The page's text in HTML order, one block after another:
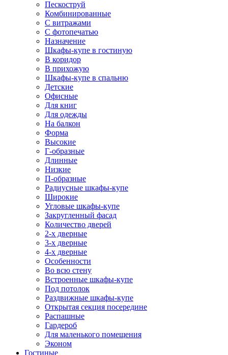
Пескоструй
Комбинированные
С витражами
С фотопечатью
Назначение
Шкафы-купе в гостиную
В коридор
В прихожую
Шкафы-купе в спальню
Детские
Офисные
Для книг
Для одежды
На балкон
Форма
Высокие
Г-образные
Длинные
Низкие
П-образные
Радиусные шкафы-купе
Широкие
Угловые шкафы-купе
Закругленный фасад
Количество дверей
2-х дверные
3-х дверные
4-х дверные
Особенности
Во всю стену
Встроенные шкафы-купе
Под потолок
Раздвижные шкафы-купе
Открытая секция посередине
Распашные
Гардероб
Для маленького помещения
Эконом
Гостиные